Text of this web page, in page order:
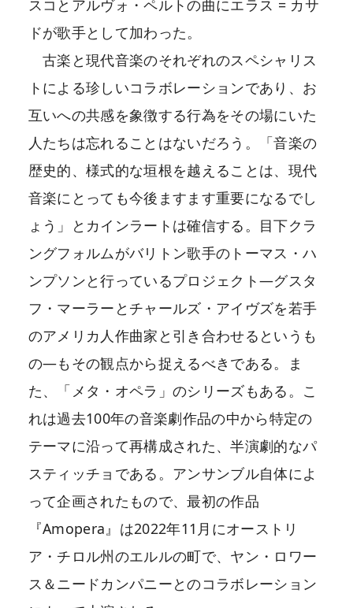
スコとアルヴォ・ペルトの曲にエラス = カサ
ドが歌手として加わった。
古楽と現代音楽のそれぞれのスペシャリス
トによる珍しいコラボレーションであり、お
互いへの共感を象徴する行為をその場にいた
人たちは忘れることはないだろう。「音楽の
歴史的、様式的な垣根を越えることは、現代
音楽にとっても今後ますます重要になるでし
ょう」とカインラートは確信する。目下クラ
ングフォルムがバリトン歌手のトーマス・ハ
ンプソンと行っているプロジェクト―グスタ
フ・マーラーとチャールズ・アイヴズを若手
のアメリカ人作曲家と引き合わせるというも
の―もその観点から捉えるべきである。ま
た、「メタ・オペラ」のシリーズもある。こ
れは過去100年の音楽劇作品の中から特定の
テーマに沿って再構成された、半演劇的なパ
スティッチョである。アンサンブル自体によ
って企画されたもので、最初の作品
『Amopera』は2022年11月にオーストリ
ア・チロル州のエルルの町で、ヤン・ロワー
ス＆ニードカンパニーとのコラボレーション